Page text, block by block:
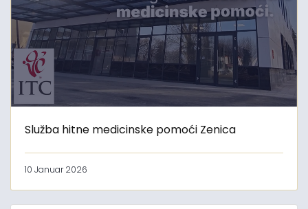
Služba hitne medicinske pomoći Zenica
10 Januar 2026